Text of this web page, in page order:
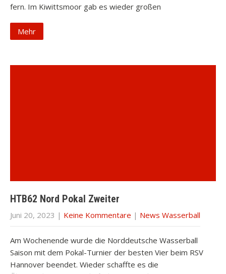
fern. Im Kiwittsmoor gab es wieder großen
Mehr
HTB62 Nord Pokal Zweiter
Juni 20, 2023 | Keine Kommentare | News Wasserball
Am Wochenende wurde die Norddeutsche Wasserball
Saison mit dem Pokal-Turnier der besten Vier beim RSV
Hannover beendet. Wieder schaffte es die